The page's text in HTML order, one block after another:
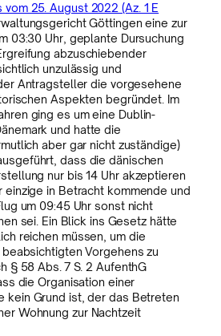
vom 25. August 2022 (Az. 1 E
Göttingen eine zur
03:30 Uhr, geplante Dursuchung
abzuschiebender
unzulässig und
Antragsteller die vorgesehene
Aspekten begründet. Im
ging es um eine Dublin-
und hatte die
aber gar nicht zuständige)
dass die dänischen
nur bis 14 Uhr akzeptieren
in Betracht kommende und
um 09:45 Uhr sonst nicht
sei. Ein Blick ins Gesetz hätte
reichen müssen, um die
Vorgehens zu
§ 58 Abs. 7 S. 2 AufenthG
die Organisation einer
kein Grund ist, der das Betreten
Wohnung zur Nachtzeit